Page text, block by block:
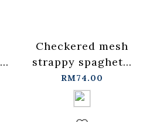
Checkered mesh
strappy spaghetti
strap cover-up
vest -
blue【01099697】
RM74.00